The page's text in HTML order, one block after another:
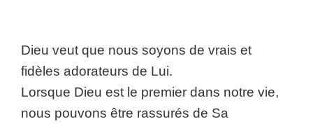
Dieu veut que nous soyons de vrais et
fidèles adorateurs de Lui.
Lorsque Dieu est le premier dans notre vie,
nous pouvons être rassurés de Sa